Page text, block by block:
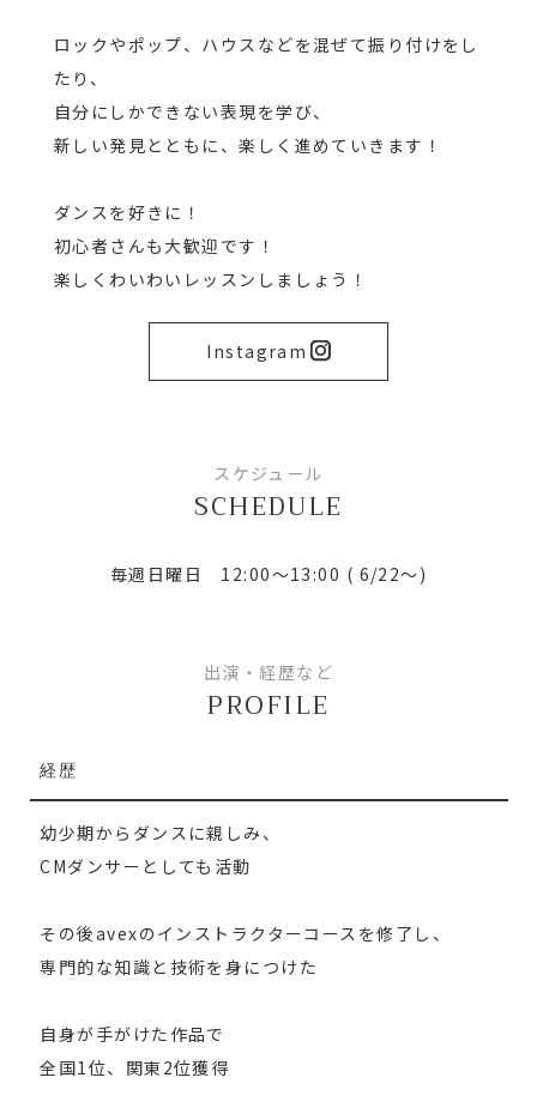
ロックやポップ、ハウスなどを混ぜて振り付けをし
たり、
自分にしかできない表現を学び、
新しい発見とともに、楽しく進めていきます！
ダンスを好きに！
初心者さんも大歓迎です！
楽しくわいわいレッスンしましょう！
Instagram
スケジュール
SCHEDULE
毎週日曜日 12:00～13:00 ( 6/22～)
出演・経歴など
PROFILE
経歴
幼少期からダンスに親しみ、
CMダンサーとしても活動
その後avexのインストラクターコースを修了し、
専門的な知識と技術を身につけた
自身が手がけた作品で
全国1位、関東2位獲得